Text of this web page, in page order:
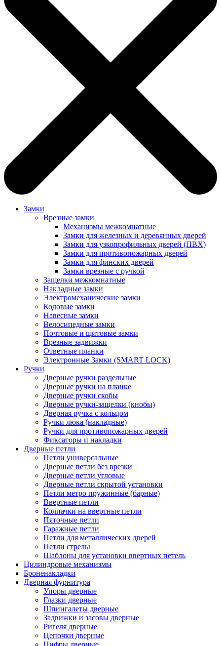
Замки
Врезные замки
Механизмы межкомнатные
Замки для железных и деревянных дверей
Замки для узкопрофильных дверей (ПВХ)
Замки для противопожарных дверей
Замки для финских дверей
Замки врезные с ручкой
Защелки межкомнатные
Накладные замки
Электромеханические замки
Кодовые замки
Навесные замки
Велосипедные замки
Почтовые и щитовые замки
Врезные задвижки
Ответные планки
Электронные Замки (SMART LOCK)
Ручки
Дверные ручки раздельные
Дверные ручки на планке
Дверные ручки скобы
Дверные ручки-защелки (кнобы)
Дверная ручка с кольцом
Ручки люка (накладные)
Ручки для противопожарных дверей
Фиксаторы и накладки
Дверные петли
Петли универсальные
Дверные петли без врезки
Дверные петли угловые
Дверные петли скрытой установки
Петли метро пружинные (барные)
Ввертные петли
Колпачки на ввертные петли
Пяточные петли
Гаражные петли
Петли для металлических дверей
Петли стрелы
Шаблоны для установки ввертных петель
Цилиндровые механизмы
Броненакладки
Дверная фурнитура
Упоры дверные
Глазки дверные
Шпингалеты дверные
Задвижки и засовы дверные
Ригеля дверные
Цепочки дверные
Цифры дверные